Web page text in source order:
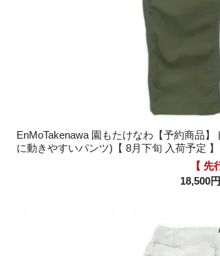
EnMoTakenawa 園もたけなわ【予約商品
に動きやすいパンツ)【 8月下旬 入荷予定 】
【 先
18,500